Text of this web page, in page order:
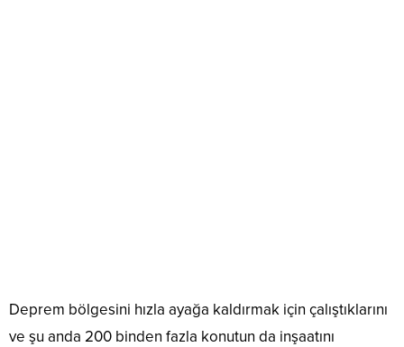
Deprem bölgesini hızla ayağa kaldırmak için çalıştıklarını
ve şu anda 200 binden fazla konutun da inşaatını